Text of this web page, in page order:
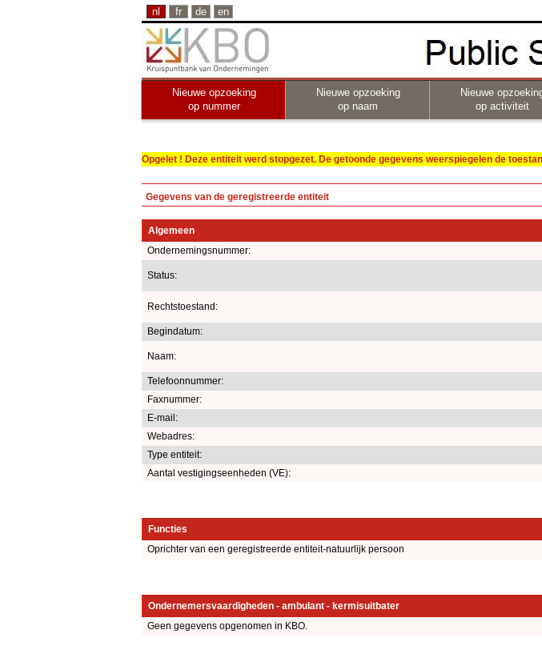
nl fr de en
Nieuwe opzoeking
op nummer
Nieuwe opzoeking
op naam
Nieuwe
op activiteit
Opgelet ! Deze entiteit werd stopgezet. De getoonde gegevens weerspiegelen de
Gegevens van de geregistreerde entiteit
Algemeen
Ondernemingsnummer:
Status:
Rechtstoestand:
Begindatum:
Naam:
Telefoonnummer:
Faxnummer:
E-mail:
Webadres:
Type entiteit:
Aantal vestigingseenheden (VE):
Functies
Oprichter van een geregistreerde entiteit-natuurlijk persoon
Ondernemersvaardigheden - ambulant - kermisuitbater
Geen gegevens opgenomen in KBO.